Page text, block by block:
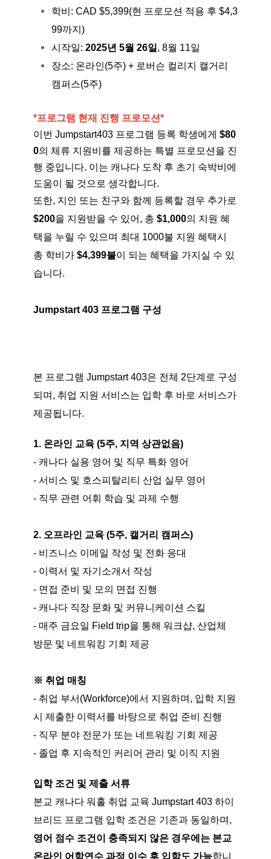
학비: CAD $5,399(현 프로모션 적용 후 $4,3
99까지)
시작일: 2025년 5월 26일 , 8월 11일
장소: 온라인(5주) + 로버슨 컬리지 캘거리
캠퍼스(5주)
*프로그램 현재 진행 프로모션*
이번 Jumpstart403 프로그램 등록 학생에게 $80
0의 체류 지원비를 제공하는 특별 프로모션을 진
행 중입니다. 이는 캐나다 도착 후 초기 숙박비에
도움이 될 것으로 생각합니다.
또한, 지인 또는 친구와 함께 등록할 경우 추가로
$200을 지원받을 수 있어, 총 $1,000의 지원 혜
택을 누릴 수 있으며 최대 1000불 지원 혜택시
총 학비가 $4,399불이 되는 혜택을 가지실 수 있
습니다.
Jumpstart 403 프로그램 구성
본 프로그램 Jumpstart 403은 전체 2단계로 구성
되며, 취업 지원 서비스는 입학 후 바로 서비스가
제공됩니다.
1. 온라인 교육 (5주, 지역 상관없음)
- 캐나다 실용 영어 및 직무 특화 영어
- 서비스 및 호스피탈리티 산업 실무 영어
- 직무 관련 어휘 학습 및 과제 수행
2. 오프라인 교육 (5주, 캘거리 캠퍼스)
- 비즈니스 이메일 작성 및 전화 응대
- 이력서 및 자기소개서 작성
- 면접 준비 및 모의 면접 진행
- 캐나다 직장 문화 및 커뮤니케이션 스킬
- 매주 금요일 Field trip을 통해 워크샵, 산업체
방문 및 네트워킹 기회 제공
※ 취업 매칭
- 취업 부서(Workforce)에서 지원하며, 입학 지원
시 제출한 이력서를 바탕으로 취업 준비 진행
- 직무 분야 전문가 또는 네트워킹 기회 제공
- 졸업 후 지속적인 커리어 관리 및 이직 지원
입학 조건 및 제출 서류
본교 캐나다 워홀 취업 교육 Jumpstart 403 하이
브리드 프로그램 입학 조건은 기존과 동일하며,
영어 점수 조건이 충족되지 않은 경우에는 본교
온라인 어학연수 과정 이수 후 입학도 가능합니